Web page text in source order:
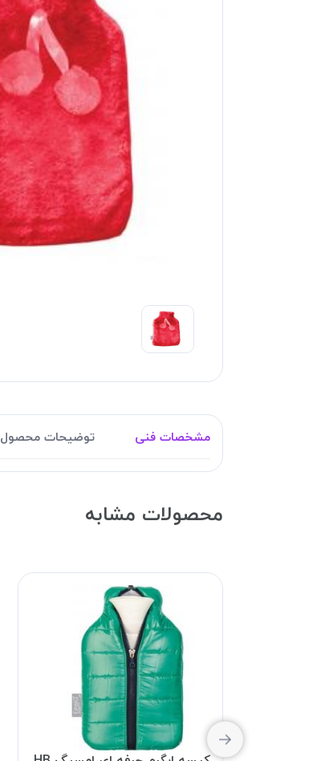
مشخصات فنی توضیحات محصول
محصولات مشابه